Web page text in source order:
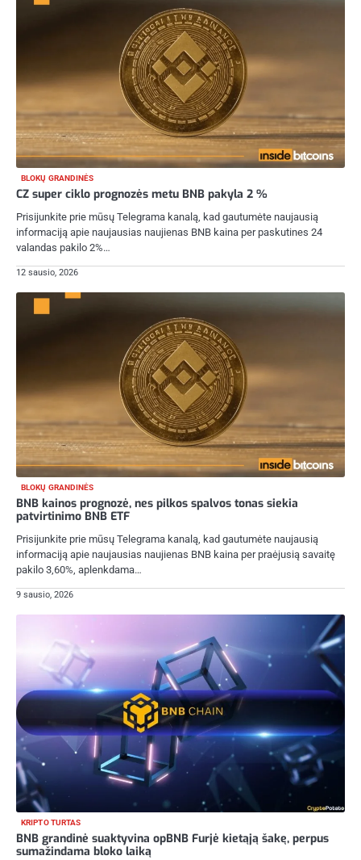
BLOKŲ GRANDINĖS
CZ super ciklo prognozės metu BNB pakyla 2 %
Prisijunkite prie mūsų Telegrama kanalą, kad gautumėte naujausią
informaciją apie naujausias naujienas BNB kaina per paskutines 24
valandas pakilo 2%…
12 sausio, 2026
BLOKŲ GRANDINĖS
BNB kainos prognozė, nes pilkos spalvos tonas siekia
patvirtinimo BNB ETF
Prisijunkite prie mūsų Telegrama kanalą, kad gautumėte naujausią
informaciją apie naujausias naujienas BNB kaina per praėjusią savaitę
pakilo 3,60%, aplenkdama…
9 sausio, 2026
KRIPTO TURTAS
BNB grandinė suaktyvina opBNB Furjė kietąją šakę, perpus
sumažindama bloko laiką